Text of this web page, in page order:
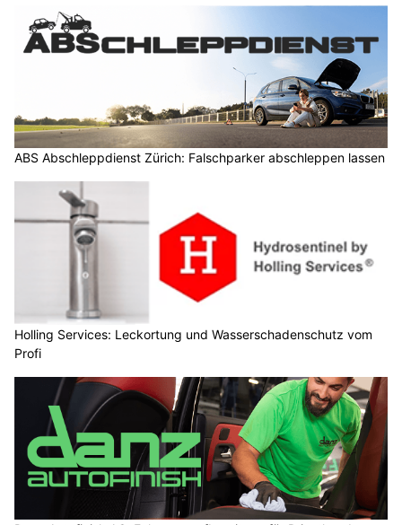
ABS Abschleppdienst Zürich: Falschparker abschleppen lassen
Holling Services: Leckortung und Wasserschadenschutz vom
Profi